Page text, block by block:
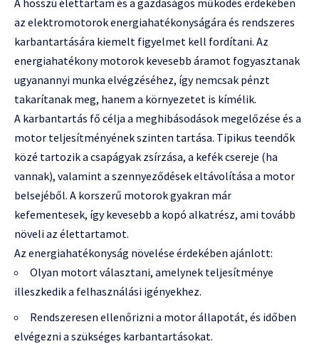
az elektromotorok energiahatékonyságára és rendszeres
karbantartására kiemelt figyelmet kell fordítani. Az
energiahatékony motorok kevesebb áramot fogyasztanak
ugyanannyi munka elvégzéséhez, így nemcsak pénzt
takarítanak meg, hanem a környezetet is kímélik.
A karbantartás fő célja a meghibásodások megelőzése és a
motor teljesítményének szinten tartása. Tipikus teendők
közé tartozik a csapágyak zsírzása, a kefék csereje (ha
vannak), valamint a szennyeződések eltávolítása a motor
belsejéből. A korszerű motorok gyakran már
kefementesek, így kevesebb a kopó alkatrész, ami tovább
növeli az élettartamot.
Az energiahatékonyság növelése érdekében ajánlott:
Olyan motort választani, amelynek teljesítménye
illeszkedik a felhasználási igényekhez.
Rendszeresen ellenőrizni a motor állapotát, és időben
elvégezni a szükséges karbantartásokat.